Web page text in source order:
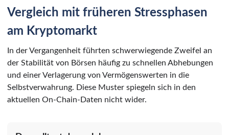
Vergleich mit früheren Stressphasen
am Kryptomarkt
In der Vergangenheit führten schwerwiegende Zweifel an
der Stabilität von Börsen häufig zu schnellen Abhebungen
und einer Verlagerung von Vermögenswerten in die
Selbstverwahrung. Diese Muster spiegeln sich in den
aktuellen On-Chain-Daten nicht wider.